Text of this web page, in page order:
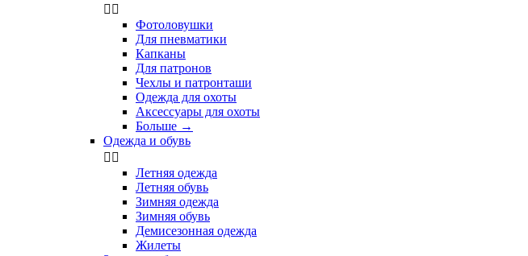
 
Фотоловушки
Для пневматики
Капканы
Для патронов
Чехлы и патронташи
Одежда для охоты
Аксессуары для охоты
Больше →
Одежда и обувь
 
Летняя одежда
Летняя обувь
Зимняя одежда
Зимняя обувь
Демисезонная одежда
Жилеты